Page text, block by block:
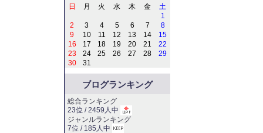
日
月 火 水 木 金
土
1
2
3 4 5 6 7
8
9
10 11 12 13 14
15
16
17 18 19 20 21
22
23
24 25 26 27 28
29
30
31
ブログランキング
総合ランキング
23位 / 2459人中
ジャンルランキング
7位 / 185人中